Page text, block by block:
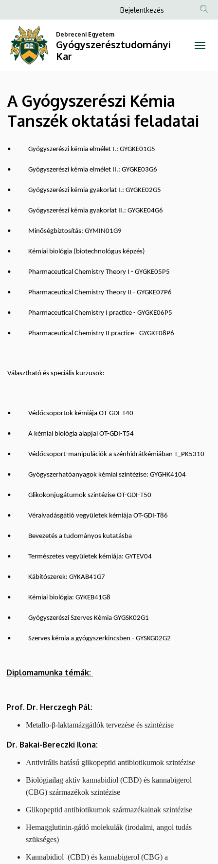
Gyógyszerészi
Kémia
Tanszék
oktatási
feladatai
Gyógyszerésztudományi
Kar
a
tartalomra
Anonim
menüje
Bejelentkezés
Debreceni Egyetem
Gyógyszerésztudományi
Kar
A Gyógyszerészi Kémia
Tanszék oktatási feladatai
• Gyógyszerészi kémia elmélet I.: GYGKE01G5
• Gyógyszerészi kémia elmélet II.: GYGKE03G6
• Gyógyszerészi kémia gyakorlat I.: GYGKE02G5
• Gyógyszerészi kémia gyakorlat II.: GYGKE04G6
• Minőségbiztosítás: GYMIN01G9
• Kémiai biológia (biotechnológus képzés)
• Pharmaceutical Chemistry Theory I - GYGKE05P5
• Pharmaceutical Chemistry Theory II - GYGKE07P6
• Pharmaceutical Chemistry I practice - GYGKE06P5
• Pharmaceutical Chemistry II practice - GYGKE08P6
Választható és speciális kurzusok:
• Védőcsoportok kémiája OT-GDI-T40
• A kémiai biológia alapjai OT-GDI-T54
• Védőcsoport-manipulációk a szénhidrátkémiában T_PK5310
• Gyógyszerhatóanyagok kémiai szintézise: GYGHK4104
• Glikokonjugátumok szintézise OT-GDI-T50
• Véralvadásgátló vegyületek kémiája OT-GDI-T86
• Bevezetés a tudományos kutatásba
• Természetes vegyületek kémiája: GYTEV04
• Kábítószerek: GYKAB41G7
• Kémiai biológia: GYKEB41G8
• Gyógyszerészi Szerves Kémia GYGSK02G1
• Szerves kémia a gyógyszerkincsben - GYSKG02G2
Diplomamunka témák:
Prof. Dr. Herczegh Pál:
Metallo-β-laktamázgátlók tervezése és szintézise
Dr. Bakai-Bereczki Ilona:
Antivirális hatású glikopeptid antibiotikumok szintézise
Biológiailag aktív kannabidiol (CBD) és kannabigerol
(CBG) származékok szintézise
Glikopeptid antibiotikumok származékainak szintézise
Hemagglutinin-gátló molekulák (irodalmi, angol tudás
szükséges)
Kannabidiol (CBD) és kannabigerol (CBG) a